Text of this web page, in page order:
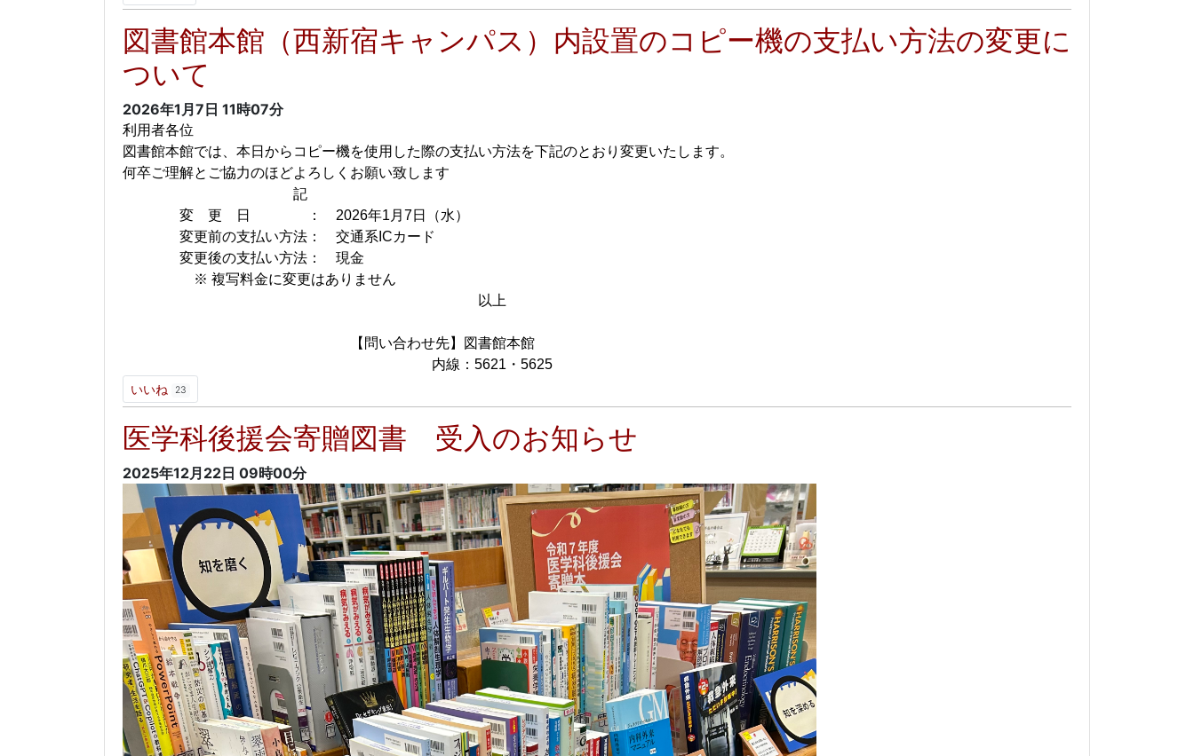
図書館本館（西新宿キャンパス）内設置のコピー機の支払い方法の変更に
ついて
2026年1月7日 11時07分
利用者各位
図書館本館では、本日からコピー機を使用した際の支払い方法を下記のとおり変更いたします。
何卒ご理解とご協力のほどよろしくお願い致します
記
変 更 日 ： 2026年1月7日（水）
変更前の支払い方法： 交通系ICカード
変更後の支払い方法： 現金
※ 複写料金に変更はありません
以上
【問い合わせ先】図書館本館
内線：5621・5625
いいね
23
医学科後援会寄贈図書 受入のお知らせ
2025年12月22日 09時00分